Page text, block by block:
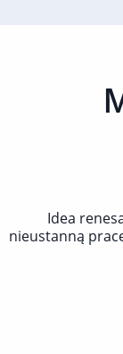
Idea
nieustanną